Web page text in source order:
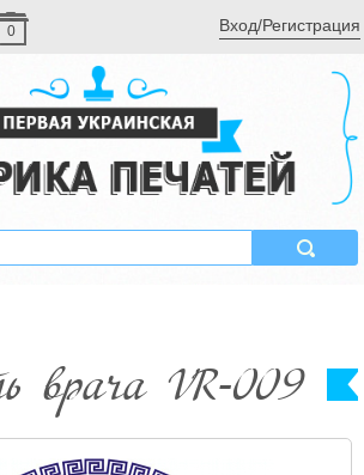
0 Вход/Регистрация
врача VR-009